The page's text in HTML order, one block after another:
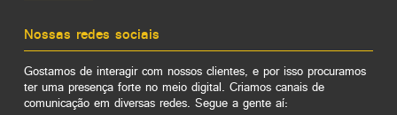
Nossas redes sociais
Gostamos de interagir com nossos clientes, e por isso procuramos
ter uma presença forte no meio digital. Criamos canais de
comunicação em diversas redes. Segue a gente aí: